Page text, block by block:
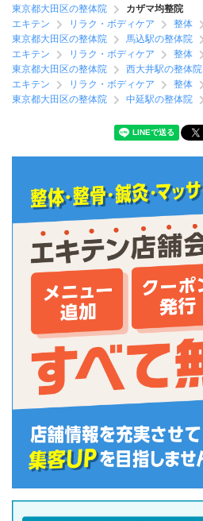
東京都大田区の整体院
カザマ均整院
エキテン
リラク・ボディケア 整体
東京都大田区の整体院
馬込駅の整体院
エキテン
リラク・ボディケア 整体
東京都大田区の整体院
西大井駅の整体院
エキテン
リラク・ボディケア 整体
東京都大田区の整体院
中延駅の整体院